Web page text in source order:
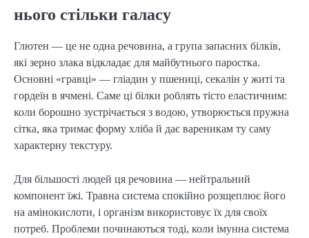
нього стільки галасу
Глютен — це не одна речовина, а група запасних білків,
які зерно злака відкладає для майбутнього паростка.
Основні «гравці» — гліадин у пшениці, секалін у житі та
гордеїн в ячмені. Саме ці білки роблять тісто еластичним:
коли борошно зустрічається з водою, утворюється пружна
сітка, яка тримає форму хліба й дає вареникам ту саму
характерну текстуру.
Для більшості людей ця речовина — нейтральний
компонент їжі. Травна система спокійно розщеплює його
на амінокислоти, і організм використовує їх для своїх
потреб. Проблеми починаються тоді, коли імунна система